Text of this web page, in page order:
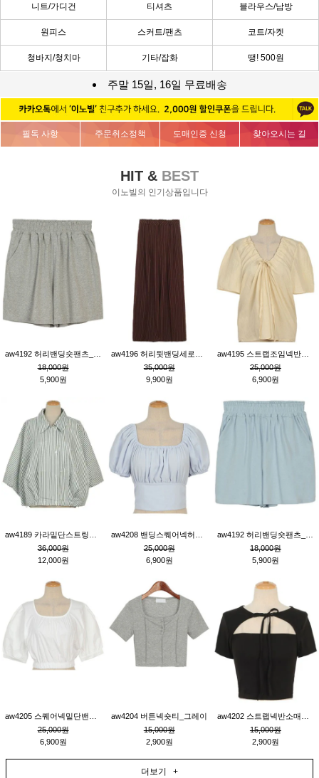
니트/가디건 티셔츠 블라우스/남방
원피스 스커트/팬츠 코트/자켓
청바지/청치마 기타/잡화 땡! 500원
주말 15일, 16일 무료배송
필독 사항 주문취소정책 도매인증 신청 찾아오시는 길
HIT & BEST
이노빌의 인기상품입니다
18,000원
5,900원
35,000원
9,900원
25,000원
6,900원
36,000원
12,000원
25,000원
6,900원
18,000원
5,900원
25,000원
6,900원
aw4204 버튼넥숏티_그레이
15,000원
2,900원
15,000원
2,900원
더보기 +